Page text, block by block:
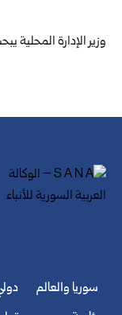
وزير الإدارة المحلية
سوريا والعالم